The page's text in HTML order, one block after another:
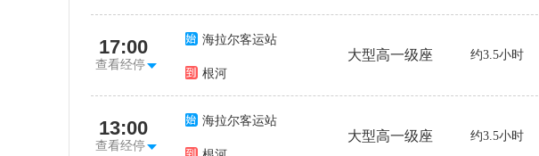
17:00
查看经停
海拉尔客运站
根河
大型高一级座 约3.5小时
13:00
查看经停
海拉尔客运站
大型高一级座 约3.5小时